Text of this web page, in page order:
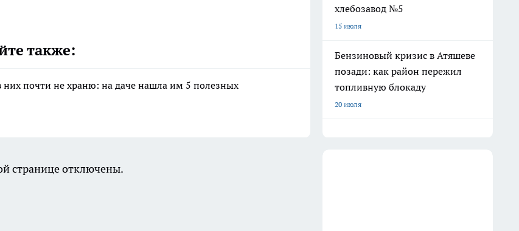
также:
почти не храню: на даче нашла им 5 полезных
хлебозавод №5
15 июля
Бензиновый кризис в Атяшеве
позади: как район пережил
топливную блокаду
20 июля
странице отключены.